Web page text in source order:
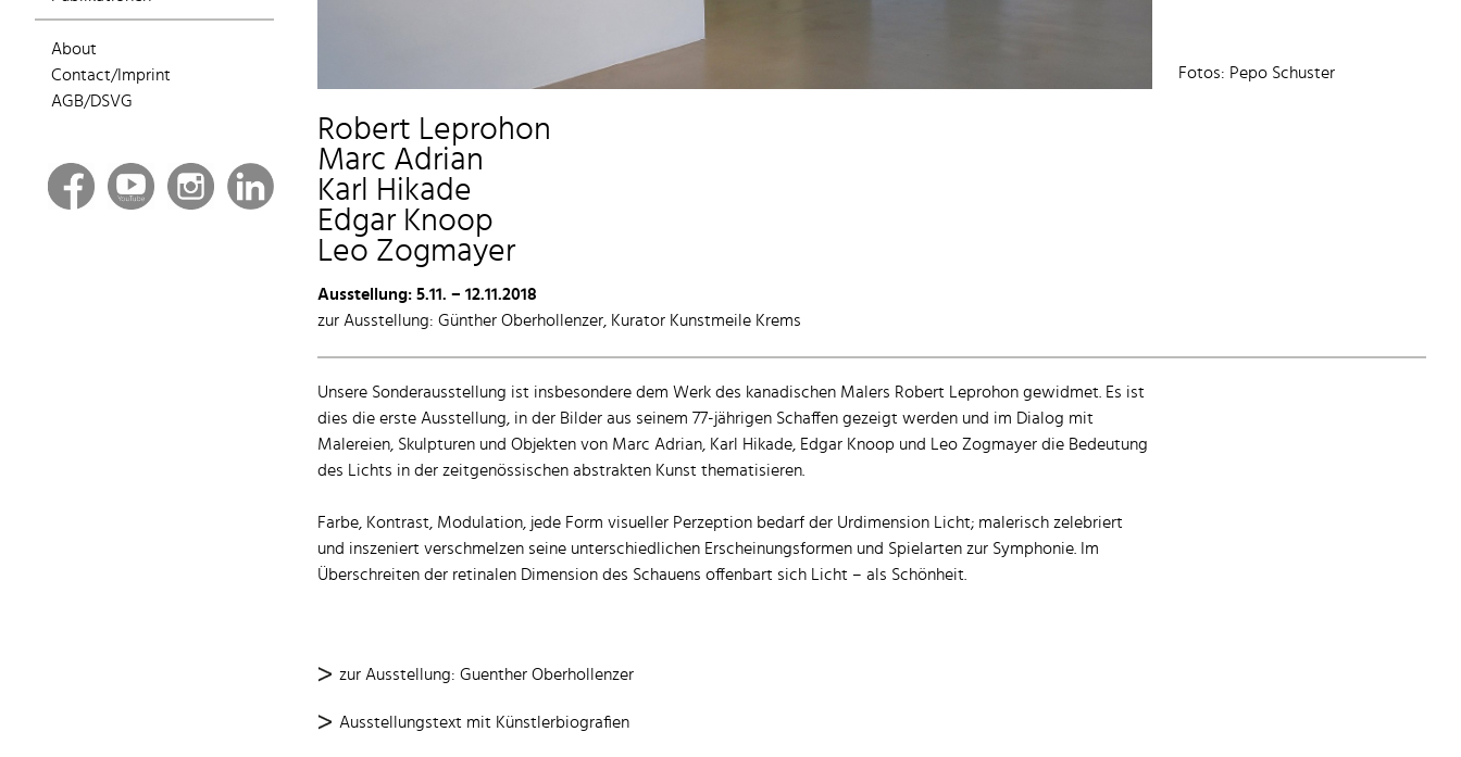
About
Contact/Imprint
AGB/DSVG
Fotos: Pepo Schuster
Robert Leprohon
Marc Adrian
Karl Hikade
Edgar Knoop
Leo Zogmayer
Ausstellung: 5.11. – 12.11.2018
zur Ausstellung: Günther Oberhollenzer, Kurator Kunstmeile Krems
Unsere Sonderausstellung ist insbesondere dem Werk des kanadischen Malers Robert Leprohon gewidmet. Es ist
dies die erste Ausstellung, in der Bilder aus seinem 77-jährigen Schaffen gezeigt werden und im Dialog mit
Malereien, Skulpturen und Objekten von Marc Adrian, Karl Hikade, Edgar Knoop und Leo Zogmayer die Bedeutung
des Lichts in der zeitgenössischen abstrakten Kunst thematisieren.
Farbe, Kontrast, Modulation, jede Form visueller Perzeption bedarf der Urdimension Licht; malerisch zelebriert
und inszeniert verschmelzen seine unterschiedlichen Erscheinungsformen und Spielarten zur Symphonie. Im
Überschreiten der retinalen Dimension des Schauens offenbart sich Licht – als Schönheit.
zur Ausstellung: Guenther Oberhollenzer
Ausstellungstext mit Künstlerbiografien